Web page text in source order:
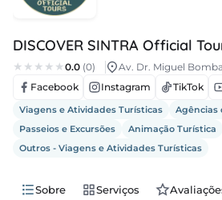
DISCOVER SINTRA Official
0.0 (0) Av. Dr. Miguel
Facebook
Instagram TikTok
Viagens e Atividades Turísticas
Agências
Passeios e Excursões
Animação Turística
Outros - Viagens e Atividades Turísticas
Sobre Serviços